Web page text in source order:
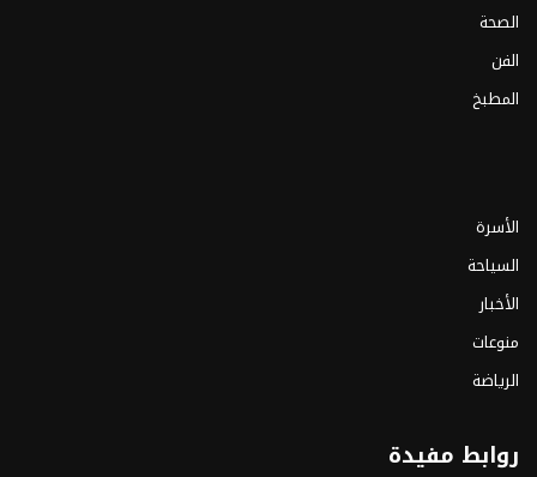
الصحة
الفن
المطبخ
الأسرة
السياحة
الأخبار
منوعات
الرياضة
روابط مفيدة